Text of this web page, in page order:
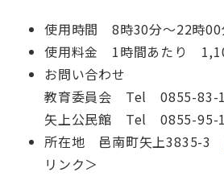
使用時間 8時30分～22時00
使用料金 1時間あたり
お問い合わせ
教育委員会 Tel 0855-83-
矢上公民館 Tel 0855-95-
所在地 邑南町矢上3835-3
リンク＞